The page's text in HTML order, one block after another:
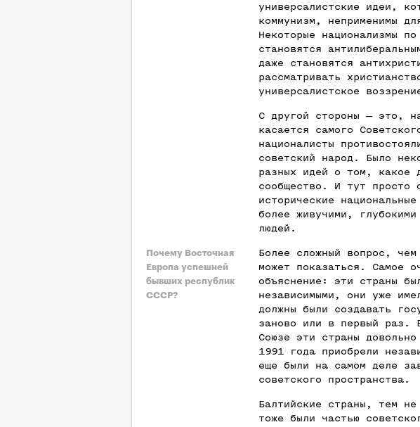
универсалистские идеи,
коммунизм, неприменимы
Некоторые национализмы
становятся
даже становятся
рассматривать
универсалистское
С другой стороны — это,
касается самого
националисты
советский народ. Было
разных идей о том, какое
сообщество. И тут просто
исторические
более живучими,
людей.
Почему Восточная
Европа успешней
бывших республик
СССР?
Более сложный вопрос,
может показаться. Самое
объяснение: эти страны
независимыми, они уже
должны были создавать
заново или в первый раз.
Союзе эти страны
1991 года приобрели
еще были на самом деле
советского пространства.
Балтийские страны, тем
тоже были частью